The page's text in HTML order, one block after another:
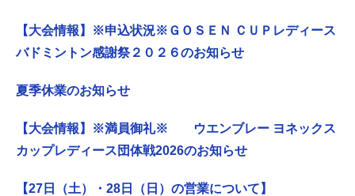
【大会情報】※申込状況※ＧＯＳＥＮ ＣＵＰレディース
バドミントン感謝祭２０２６のお知らせ
夏季休業のお知らせ
【大会情報】※満員御礼※ ウエンブレー ヨネックス
カップレディース団体戦2026のお知らせ
【27日（土）・28日（日）の営業について】